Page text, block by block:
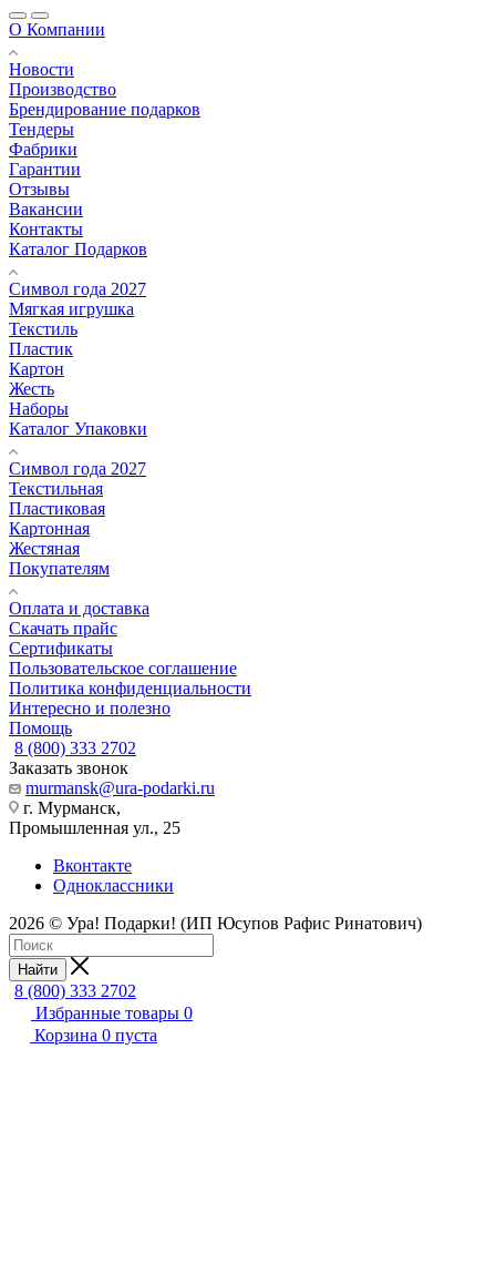
О Компании
Новости
Производство
Брендирование подарков
Тендеры
Фабрики
Гарантии
Отзывы
Вакансии
Контакты
Каталог Подарков
Символ года 2027
Мягкая игрушка
Текстиль
Пластик
Картон
Жесть
Наборы
Каталог Упаковки
Символ года 2027
Текстильная
Пластиковая
Картонная
Жестяная
Покупателям
Оплата и доставка
Скачать прайс
Сертификаты
Пользовательское соглашение
Политика конфиденциальности
Интересно и полезно
Помощь
8 (800) 333 2702
Заказать звонок
murmansk@ura-podarki.ru
г. Мурманск,
Промышленная ул., 25
Вконтакте
Одноклассники
2026 © Ура! Подарки! (ИП Юсупов Рафис Ринатович)
Найти
8 (800) 333 2702
Избранные товары 0
Корзина 0 пуста